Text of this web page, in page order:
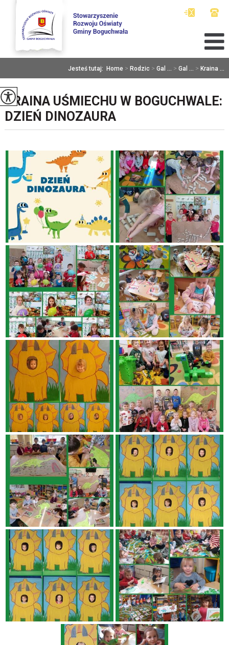
Jesteś tutaj: Home > Rodzic > Gal ... > Gal ... > Kraina ...
KRAINA UŚMIECHU W BOGUCHWALE:
DZIEŃ DINOZAURA